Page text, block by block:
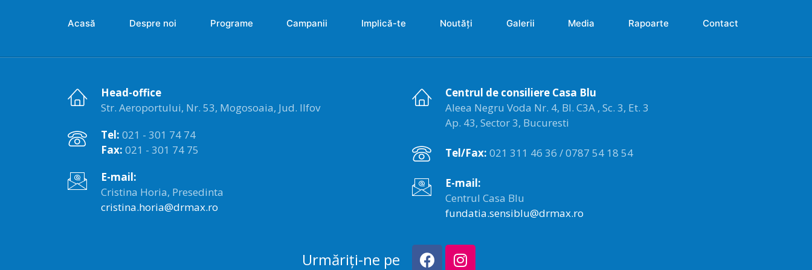
Acasă Despre noi Programe Campanii Implică-te Noutăți Galerii Media Rapoarte Contact
Head-office
Str. Aeroportului, Nr. 53, Mogosoaia, Jud. Ilfov
Tel: 021 - 301 74 74
Fax: 021 - 301 74 75
E-mail:
Cristina Horia, Presedinta
cristina.horia@drmax.ro
Centrul de consiliere Casa Blu
Aleea Negru Voda Nr. 4, Bl. C3A , Sc. 3, Et. 3
Ap. 43, Sector 3, Bucuresti
Tel/Fax: 021 311 46 36 / 0787 54 18 54
E-mail:
Centrul Casa Blu
fundatia.sensiblu@drmax.ro
Urmăriți-ne pe